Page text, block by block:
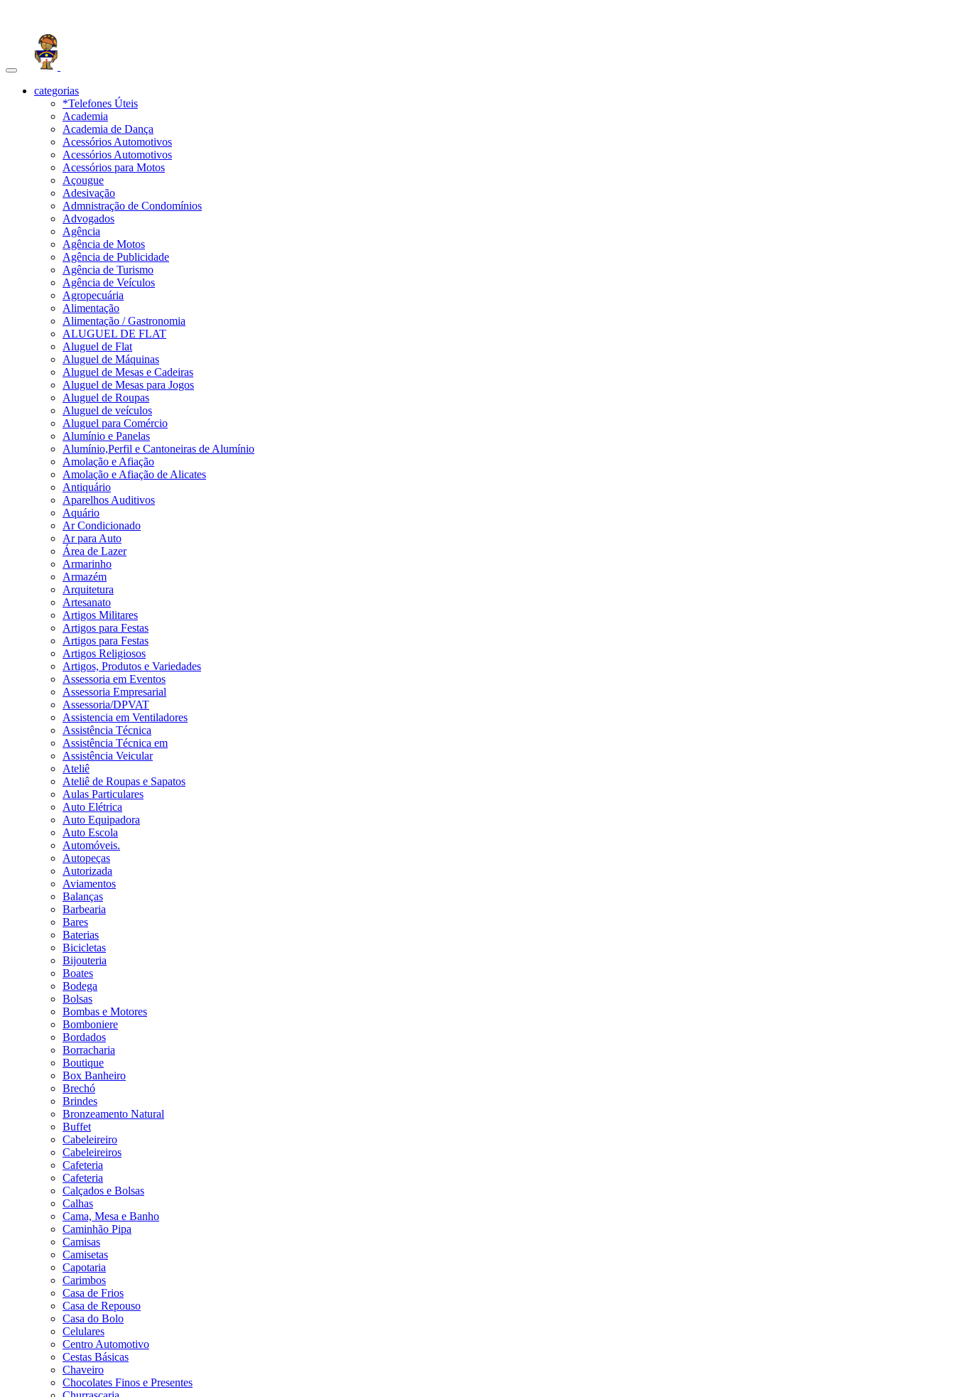
Toggle
navigationcategorias
*Telefones Úteis
Academia
Academia de Dança
Acessórios Automotivos
Acessórios Automotivos
Acessórios para Motos
Açougue
Adesivação
Admnistração de Condomínios
Advogados
Agência
Agência de Motos
Agência de Publicidade
Agência de Turismo
Agência de Veículos
Agropecuária
Alimentação
Alimentação / Gastronomia
ALUGUEL DE FLAT
Aluguel de Flat
Aluguel de Máquinas
Aluguel de Mesas e Cadeiras
Aluguel de Mesas para Jogos
Aluguel de Roupas
Aluguel de veículos
Aluguel para Comércio
Alumínio e Panelas
Alumínio,Perfil e Cantoneiras de Alumínio
Amolação e Afiação
Amolação e Afiação de Alicates
Antiquário
Aparelhos Auditivos
Aquário
Ar Condicionado
Ar para Auto
Área de Lazer
Armarinho
Armazém
Arquitetura
Artesanato
Artigos Militares
Artigos para Festas
Artigos para Festas
Artigos Religiosos
Artigos, Produtos e Variedades
Assessoria em Eventos
Assessoria Empresarial
Assessoria/DPVAT
Assistencia em Ventiladores
Assistência Técnica
Assistência Técnica em
Assistência Veicular
Ateliê
Ateliê de Roupas e Sapatos
Aulas Particulares
Auto Elétrica
Auto Equipadora
Auto Escola
Automóveis.
Autopeças
Autorizada
Aviamentos
Balanças
Barbearia
Bares
Baterias
Bicicletas
Bijouteria
Boates
Bodega
Bolsas
Bombas e Motores
Bomboniere
Bordados
Borracharia
Boutique
Box Banheiro
Brechó
Brindes
Bronzeamento Natural
Buffet
Cabeleireiro
Cabeleireiros
Cafeteria
Cafeteria
Calçados e Bolsas
Calhas
Cama, Mesa e Banho
Caminhão Pipa
Camisas
Camisetas
Capotaria
Carimbos
Casa de Frios
Casa de Repouso
Casa do Bolo
Celulares
Centro Automotivo
Cestas Básicas
Chaveiro
Chocolates Finos e Presentes